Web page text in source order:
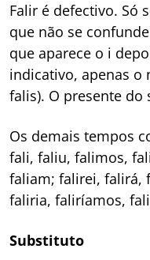
Falir é defectivo. Só
que não se
que aparece o i
indicativo, apenas o
falis). O presente
Os demais tempos
fali, faliu, falimos,
faliam; falirei, falirá,
faliria, faliríamos,
Substituto